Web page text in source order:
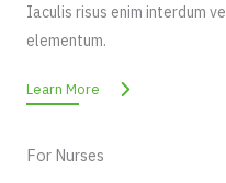
Iaculis risus enim interdum
elementum.
Learn More
For Nurses